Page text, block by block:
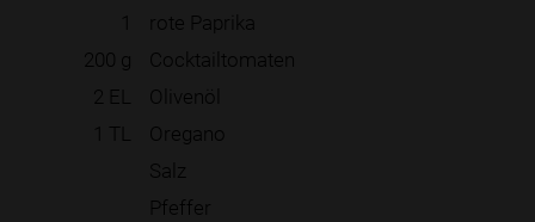
1
rote Paprika
200 g
Cocktailtomaten
2 EL
Olivenöl
1 TL
Oregano
Salz
Pfeffer